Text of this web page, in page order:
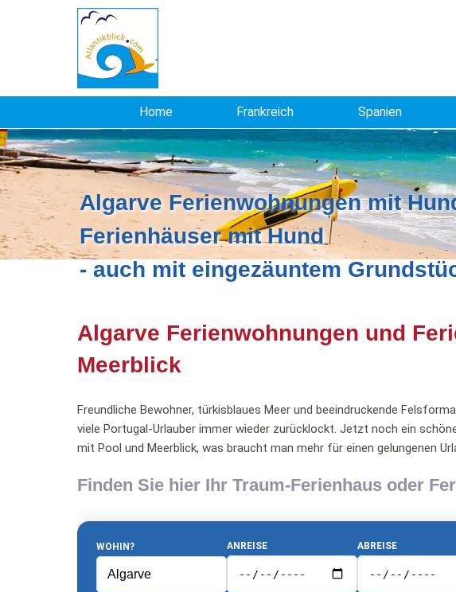
Home Frankreich Spanien
Algarve Ferienwohnungen mit
Ferienhäuser mit Hund
- auch mit eingezäuntem
Algarve Ferienwohnungen und
Meerblick
Freundliche Bewohner, türkisblaues Meer und beeindruckende
viele Portugal-Urlauber immer wieder zurücklockt. Jetzt noch ein
mit Pool und Meerblick, was braucht man mehr für einen gelungenen
Finden Sie hier Ihr Traum-Ferienhaus oder
WOHIN? ANREISE ABREISE